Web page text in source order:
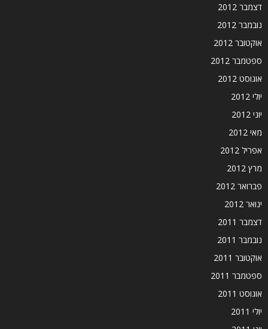
דצמבר 2012
נובמבר 2012
אוקטובר 2012
ספטמבר 2012
אוגוסט 2012
יולי 2012
יוני 2012
מאי 2012
אפריל 2012
מרץ 2012
פברואר 2012
ינואר 2012
דצמבר 2011
נובמבר 2011
אוקטובר 2011
ספטמבר 2011
אוגוסט 2011
יולי 2011